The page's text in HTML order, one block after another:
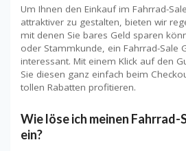
Um Ihnen den Einkauf im Fahrrad-
attraktiver zu gestalten, bieten wir
mit denen Sie bares Geld sparen
oder Stammkunde, ein Fahrrad-Sale
interessant. Mit einem Klick auf den
Sie diesen ganz einfach beim
tollen Rabatten profitieren.
Wie löse ich meinen Fahrrad-
ein?